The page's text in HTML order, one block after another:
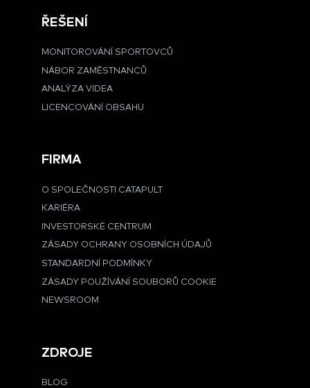
ŘEŠENÍ
MONITOROVÁNÍ SPORTOVCŮ
NÁBOR ZAMĚSTNANCŮ
ANALÝZA VIDEA
LICENCOVÁNÍ OBSAHU
FIRMA
O SPOLEČNOSTI CATAPULT
KARIÉRA
INVESTORSKÉ CENTRUM
ZÁSADY OCHRANY OSOBNÍCH ÚDAJŮ
STANDARDNÍ PODMÍNKY
ZÁSADY POUŽÍVÁNÍ SOUBORŮ COOKIE
NEWSROOM
ZDROJE
BLOG